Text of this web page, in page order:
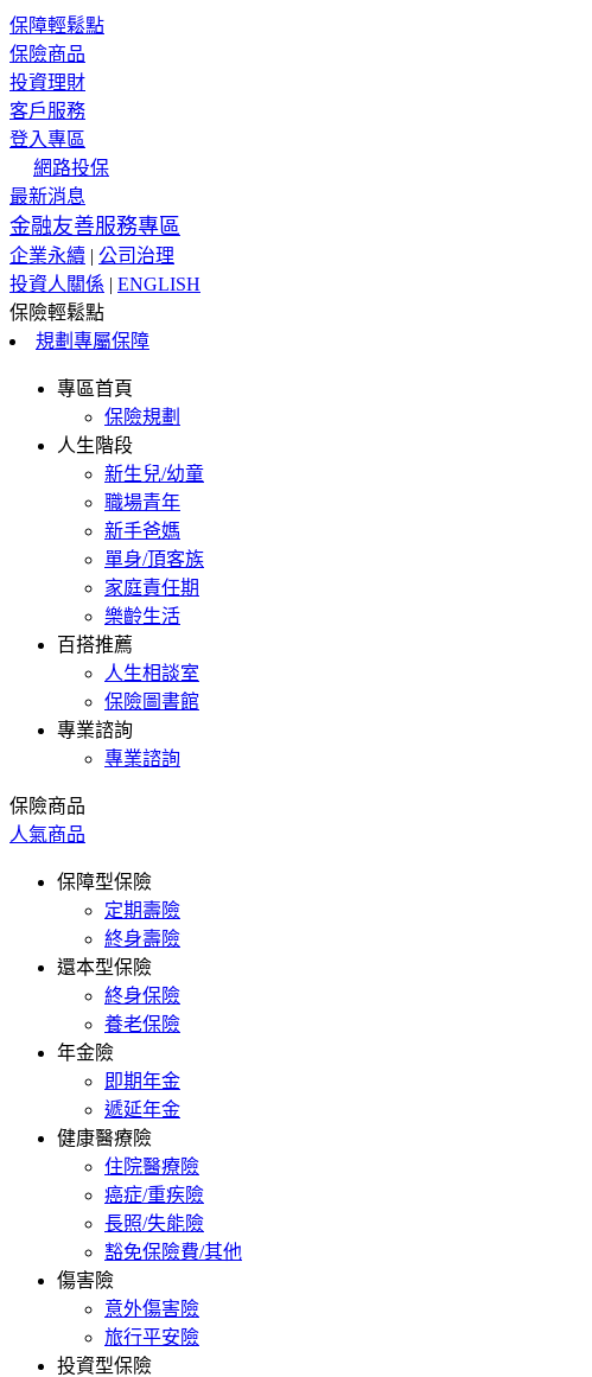
保障輕鬆點
保險商品
投資理財
客戶服務
登入專區
網路投保
最新消息
金融友善服務專區
企業永續 | 公司治理
投資人關係 | ENGLISH
保險輕鬆點
規劃專屬保障
專區首頁
保險規劃
人生階段
新生兒/幼童
職場青年
新手爸媽
單身/頂客族
家庭責任期
樂齡生活
百搭推薦
人生相談室
保險圖書館
專業諮詢
專業諮詢
保險商品
人氣商品
保障型保險
定期壽險
終身壽險
還本型保險
終身保險
養老保險
年金險
即期年金
遞延年金
健康醫療險
住院醫療險
癌症/重疾險
長照/失能險
豁免保險費/其他
傷害險
意外傷害險
旅行平安險
投資型保險